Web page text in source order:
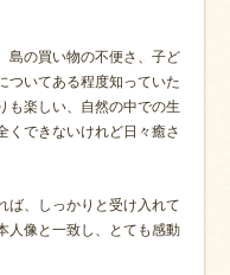
島の買い物の不便さ、子ど
ついてある程度知っていた
も楽しい、自然の中での生
くできないけれど日々癒さ
ば、しっかりと受け入れて
人像と一致し、とても感動